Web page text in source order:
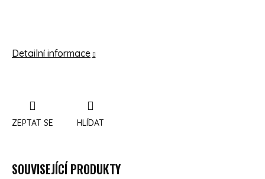
Detailní informace
ZEPTAT SE HLÍDAT
SOUVISEJÍCÍ PRODUKTY